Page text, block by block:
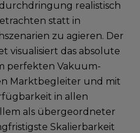
realistisch
statt in
zu agieren. Der
visualisiert das absolute
perfekten Vakuum-
Marktbegleiter und mit
in allen
als übergeordneter
Skalierbarkeit